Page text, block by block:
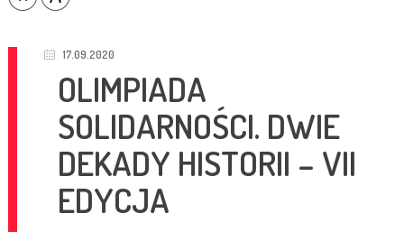
17.09.2020
OLIMPIADA
SOLIDARNOŚCI. DWIE
DEKADY HISTORII – VII
EDYCJA